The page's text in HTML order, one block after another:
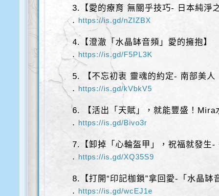
3.【愛的療育 無關乎技巧- 日本純淨
. https://is.gd/nZIZBX
4.【澄澈「水晶缽音頻」愛的擁抱】
. https://is.gd/F5PL3K
5. 【不忘初衷 靈魂的約定- 南部美人
. https://is.gd/kVbkV5
6. 【活出「天賦」，就能豐盛！Mira
. https://is.gd/Bivo3r
7.【卸掉「心輪盔甲」，祝福就發生-
. https://is.gd/XQ35S9
8.【打開“印記枷鎖”拿回愛-「水晶缽
. https://is.gd/wcEJ1e